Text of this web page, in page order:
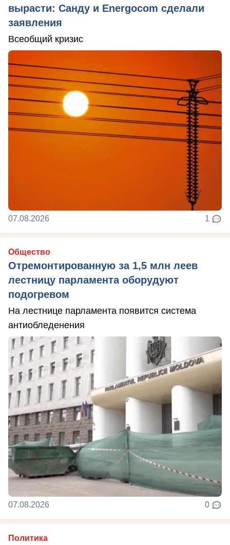
вырасти: Санду и Energocom сделали
заявления
Всеобщий кризис
07.08.2026 1
Общество
Отремонтированную за 1,5 млн леев
лестницу парламента оборудуют
подогревом
На лестнице парламента появится система
антиобледенения
07.08.2026 0
Политика